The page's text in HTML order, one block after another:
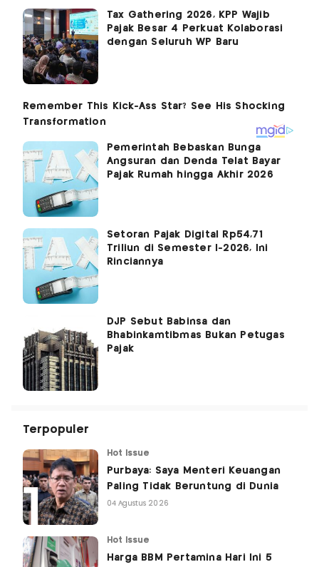
Tax Gathering 2026, KPP Wajib
Pajak Besar 4 Perkuat Kolaborasi
dengan Seluruh WP Baru
Pemerintah Bebaskan Bunga
Angsuran dan Denda Telat Bayar
Pajak Rumah hingga Akhir 2026
Setoran Pajak Digital Rp54,71
Triliun di Semester I-2026, Ini
Rinciannya
DJP Sebut Babinsa dan
Bhabinkamtibmas Bukan Petugas
Pajak
Terpopuler
Hot Issue
Purbaya: Saya Menteri Keuangan
Paling Tidak Beruntung di Dunia
04 Agustus 2026
Hot Issue
Harga BBM Pertamina Hari Ini 5